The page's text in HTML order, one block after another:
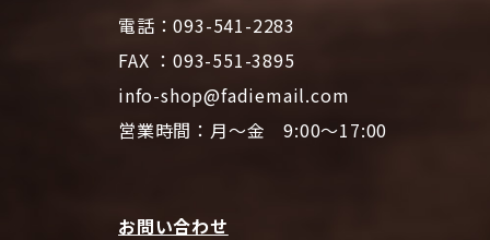
電話：093-541-2283
FAX ：093-551-3895
info-shop@fadiemail.com
営業時間：月～金 9:00～17:00
お問い合わせ